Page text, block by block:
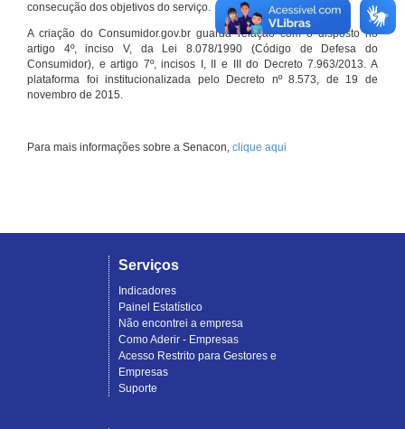
consecução dos objetivos do serviço.
A criação do Consumidor.gov.br guarda relação com o disposto no
artigo 4º, inciso V, da Lei 8.078/1990 (Código de Defesa do
Consumidor), e artigo 7º, incisos I, II e III do Decreto 7.963/2013. A
plataforma foi institucionalizada pelo Decreto nº 8.573, de 19 de
novembro de 2015.
Para mais informações sobre a Senacon, clique aqui
Serviços
Indicadores
Painel Estatístico
Não encontrei a empresa
Como Aderir - Empresas
Acesso Restrito para Gestores e
Empresas
Suporte